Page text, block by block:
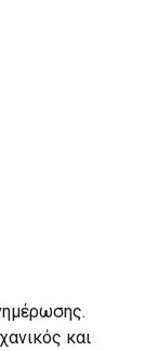
και